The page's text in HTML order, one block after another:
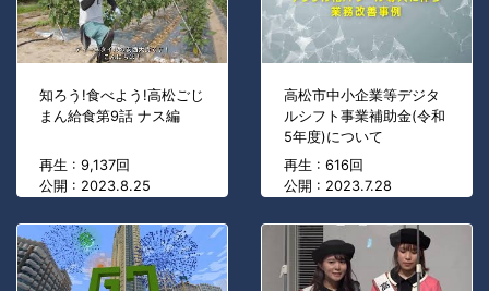
知ろう!食べよう!高松ごじ
まん給食第9話 ナス編
再生 : 9,137回
公開 : 2023.8.25
高松市中小企業等デジタ
ルシフト事業補助金(令和
5年度)について
再生 : 616回
公開 : 2023.7.28